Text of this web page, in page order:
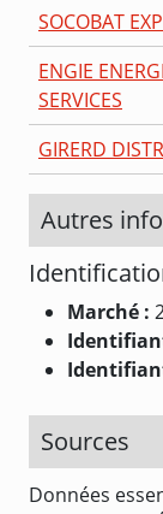
SOCOBAT
ENGIE
SERVICES
GIRERD
Autres
Marché :
Sources
Données